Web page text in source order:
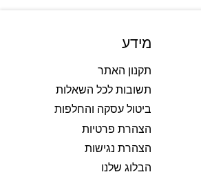
מידע
תקנון האתר
תשובות לכל השאלות
ביטול עסקה והחלפות
הצהרת פרטיות
הצהרת נגישות
הבלוג שלנו